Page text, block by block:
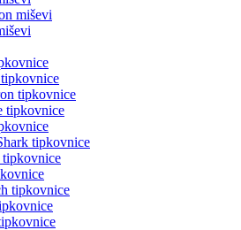
miševi
tipkovnice
tipkovnice
tipkovnice
tipkovnice
tipkovnice